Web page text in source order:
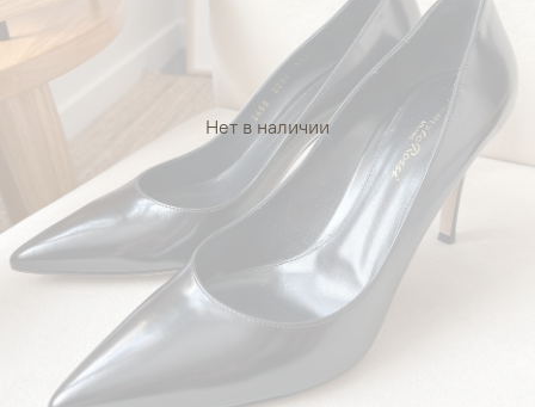
Нет в наличии